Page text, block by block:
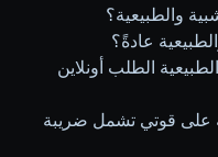
والطبيعية؟
عادةً؟
الطلب أونلاين
على قوتي تشمل ضريبة